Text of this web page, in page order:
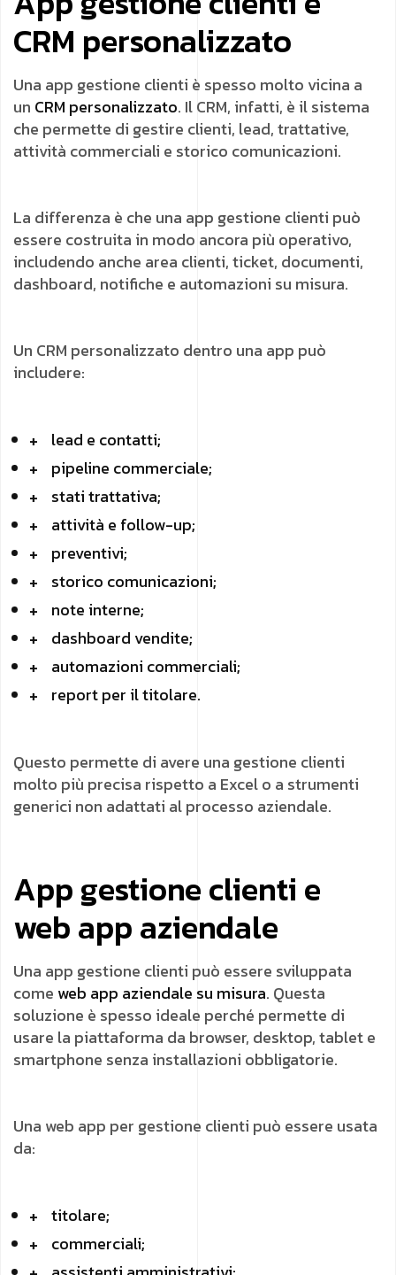
CRM personalizzato
Una app gestione clienti è spesso molto vicina a
un CRM personalizzato. Il CRM, infatti, è il sistema
che permette di gestire clienti, lead, trattative,
attività commerciali e storico comunicazioni.
La differenza è che una app gestione clienti può
essere costruita in modo ancora più operativo,
includendo anche area clienti, ticket, documenti,
dashboard, notifiche e automazioni su misura.
Un CRM personalizzato dentro una app può
includere:
lead e contatti;
pipeline commerciale;
stati trattativa;
attività e follow-up;
preventivi;
storico comunicazioni;
note interne;
dashboard vendite;
automazioni commerciali;
report per il titolare.
Questo permette di avere una gestione clienti
molto più precisa rispetto a Excel o a strumenti
generici non adattati al processo aziendale.
App gestione clienti e
web app aziendale
Una app gestione clienti può essere sviluppata
come web app aziendale su misura. Questa
soluzione è spesso ideale perché permette di
usare la piattaforma da browser, desktop, tablet e
smartphone senza installazioni obbligatorie.
Una web app per gestione clienti può essere usata
da:
titolare;
commerciali;